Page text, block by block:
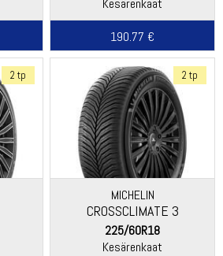
190.77 €
2 tp 2 tp
MICHELIN
CROSSCLIMATE 3
225/60R18
Kesärenkaat